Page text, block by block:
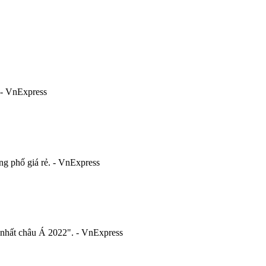
VnExpress
phố giá rẻ. - VnExpress
châu Á 2022". - VnExpress